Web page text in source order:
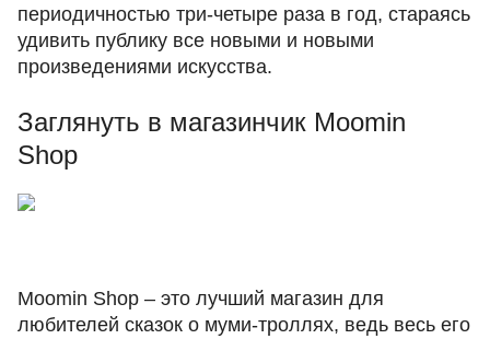
периодичностью три-четыре раза в год, стараясь
удивить публику все новыми и новыми
произведениями искусства.
Заглянуть в магазинчик Moomin
Shop
Moomin Shop – это лучший магазин для
любителей сказок о муми-троллях, ведь весь его